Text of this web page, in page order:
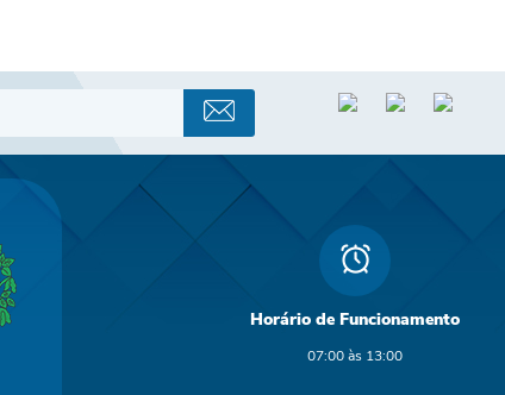
Horário de Funcionamento
07:00 às 13:00